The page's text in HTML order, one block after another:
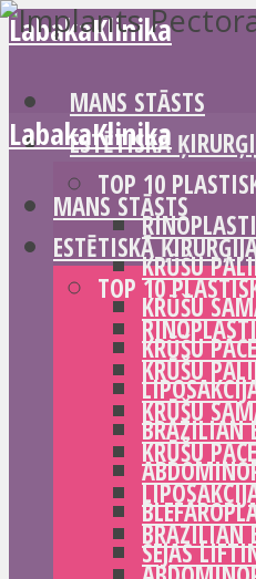
LabakaKlinika
MANS STĀSTS
ESTĒTISKĀ
TOP 10
KRŪŠU
KRŪŠU
KRŪŠU
BRAZILIAN
SEJAS
LabakaKlinika
MANS STĀSTS
ESTĒTISKĀ
TOP 10
KRŪŠU
KRŪŠU
KRŪŠU
BRAZILIAN